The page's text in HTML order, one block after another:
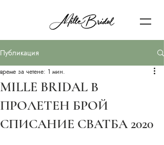
Публикация
MILLE BRIDAL В
ПРОЛЕТЕН БРОЙ
СПИСАНИЕ СВАТБА 2020
време за четене: 1 мин.